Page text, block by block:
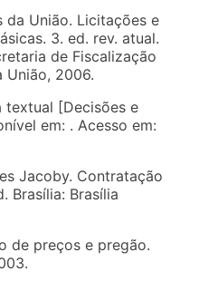
da União. Licitações e
3. ed. rev. atual.
de Fiscalização
União, 2006.
textual [Decisões e
em: . Acesso em:
Jacoby. Contratação
Brasília: Brasília
de preços e pregão.